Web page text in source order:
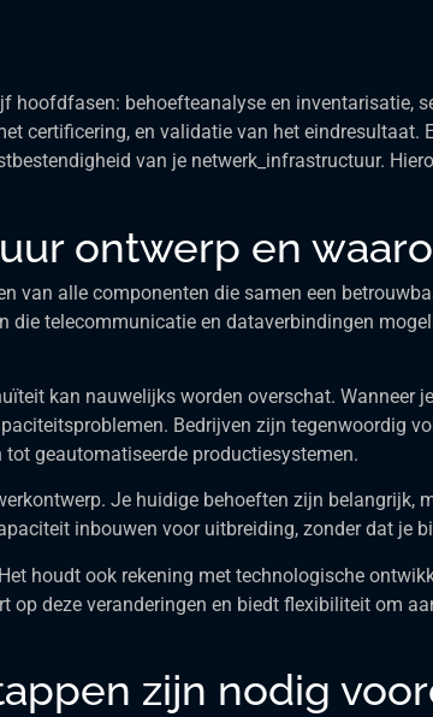
behoefteanalyse en inventarisatie,
certificering, en validatie van het eindresultaat.
van je netwerk_infrastructuur.
ontwerp en
van alle componenten die samen een
die telecommunicatie en dataverbindingen
kan nauwelijks worden overschat. Wanneer
Bedrijven zijn tegenwoordig
geautomatiseerde productiesystemen.
Je huidige behoeften zijn belangrijk,
inbouwen voor uitbreiding, zonder dat je
houdt ook rekening met technologische
deze veranderingen en biedt flexibiliteit om
zijn nodig